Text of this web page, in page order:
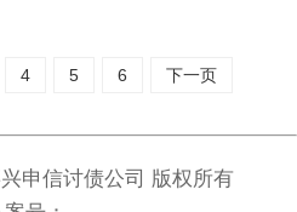
4 5 6 下一页
申信讨债公司 版权所有